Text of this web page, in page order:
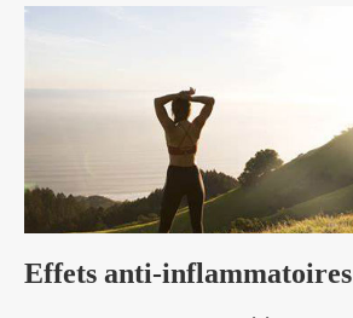
Effets anti-inflammatoires